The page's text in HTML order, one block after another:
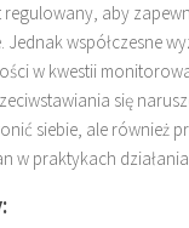
aby
Jednak współczesne
w kwestii
się
siebie, ale również
w praktykach